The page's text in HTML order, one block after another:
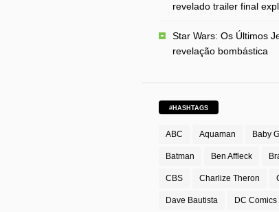
revelado trailer final
Star Wars: Os Últimos
revelação bombástica
#HASHTAGS
ABC Aquaman Baby
Batman Ben Affleck
CBS Charlize Theron
Dave Bautista DC Comics